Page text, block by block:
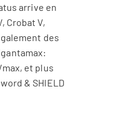
arrive en
Crobat V,
des
et plus
& SHIELD